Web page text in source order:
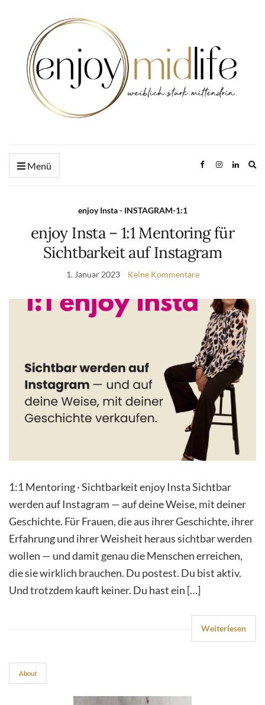
Menü
enjoy Insta - INSTAGRAM-1:1
enjoy Insta – 1:1 Mentoring für
Sichtbarkeit auf Instagram
1. Januar 2023 Keine Kommentare
1:1 Mentoring · Sichtbarkeit enjoy Insta Sichtbar
werden auf Instagram — auf deine Weise, mit deiner
Geschichte. Für Frauen, die aus ihrer Geschichte, ihrer
Erfahrung und ihrer Weisheit heraus sichtbar werden
wollen — und damit genau die Menschen erreichen,
die sie wirklich brauchen. Du postest. Du bist aktiv.
Und trotzdem kauft keiner. Du hast ein […]
Weiterlesen
About